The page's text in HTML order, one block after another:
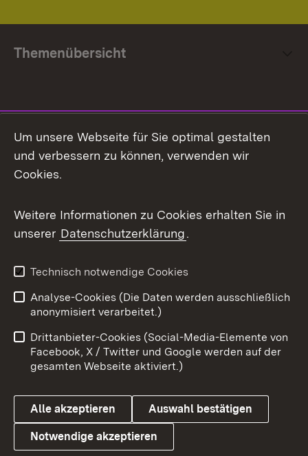
Themenübersicht
Facebook
X / Twitter
Youtube
Link zum Landesportal
Impressum
Kontakt
Barrierefreiheit
Datenschutz
Cookies
Um unsere Webseite für Sie optimal gestalten
und verbessern zu können, verwenden wir
Cookies.
Weitere Informationen zu Cookies erhalten Sie in
unserer Datenschutzerklärung.
Technisch notwendige Cookies
Analyse-Cookies (Die Daten werden ausschließlich
anonymisiert verarbeitet.)
Drittanbieter-Cookies (Social-Media-Elemente von
Facebook, X / Twitter und Google werden auf der
gesamten Webseite aktiviert.)
Alle akzeptieren Auswahl bestätigen
Notwendige akzeptieren